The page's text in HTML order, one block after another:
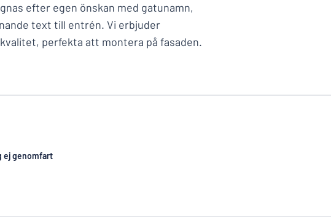
efter egen önskan med gatunamn,
text till entrén. Vi erbjuder
perfekta att montera på fasaden.
ej genomfart